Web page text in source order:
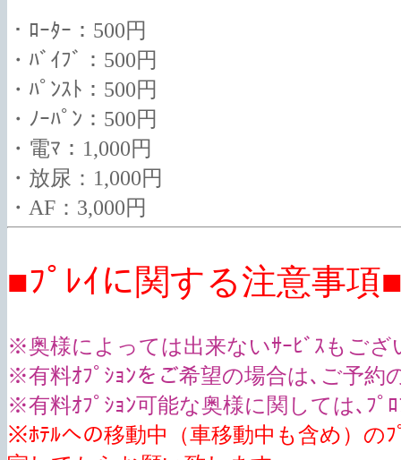
・ﾛｰﾀｰ：500円
・ﾊﾞｲﾌﾞ：500円
・ﾊﾟﾝｽﾄ：500円
・ﾉｰﾊﾟﾝ：500円
・電ﾏ：1,000円
・放尿：1,000円
・AF：3,000円
■ﾌﾟﾚｲに関する注意事項
※奥様によっては出来ないｻｰﾋﾞｽもござ
※有料ｵﾌﾟｼｮﾝをご希望の場合は､ご予約
※有料ｵﾌﾟｼｮﾝ可能な奥様に関しては､ﾌﾟ
※ﾎﾃﾙへの移動中（車移動中も含め）の